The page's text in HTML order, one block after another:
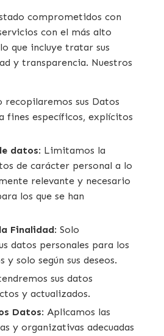
comprometidos con
con el más alto
que incluye tratar sus
y transparencia. Nuestros
recopilaremos sus Datos
fines específicos, explícitos
datos: Limitamos la
de carácter personal a lo
relevante y necesario
los que se han
Finalidad: Solo
datos personales para los
y solo según sus deseos.
sus datos
y actualizados.
Datos: Aplicamos las
y organizativas adecuadas